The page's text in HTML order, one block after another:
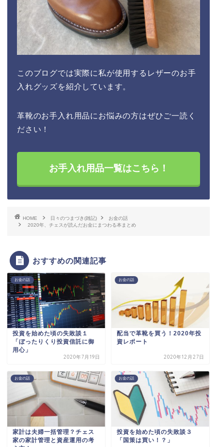
このブログでは実際に私が使用するレザーのお手
入れグッズを紹介しています。
革靴のお手入れ用品にお悩みの方はぜひご一読く
ださい！
お手入れ用品一覧はこちら！
HOME 日々のつまづき(雑記)
お金の話
2020年、チェスが読んだお金にまつわる本まとめ
おすすめの関連記事
お金の話
投資を始めた頃の失敗談１
「ぼったりくり投資信託に御
用心」
2020年7月19日
お金の話
配当で革靴を買う！2020年投
資レポート
2020年12月27日
お金の話
家計は夫婦一括管理？チェス
家の家計管理と資産運用の考
お金の話
投資を始めた頃の失敗談３
「国策は買い！？」